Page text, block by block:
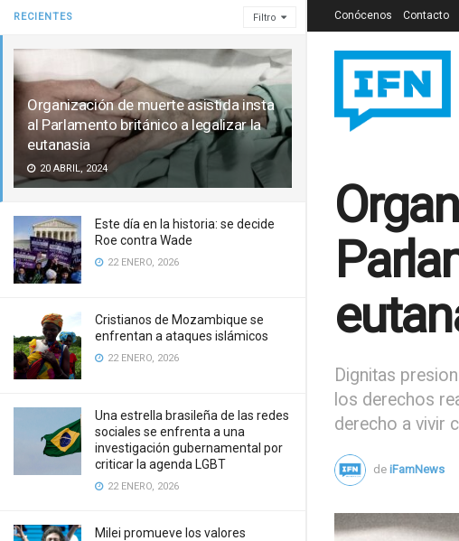
RECIENTES Filtro
Organización de muerte asistida insta
al Parlamento británico a legalizar la
eutanasia
20 ABRIL, 2024
Este día en la historia: se decide
Roe contra Wade
22 ENERO, 2026
Cristianos de Mozambique se
enfrentan a ataques islámicos
22 ENERO, 2026
Una estrella brasileña de las redes
sociales se enfrenta a una
investigación gubernamental por
criticar la agenda LGBT
22 ENERO, 2026
Milei promueve los valores
Conócenos Contacto
Dignitas
los derechos
derecho a vivir
de iFamNews